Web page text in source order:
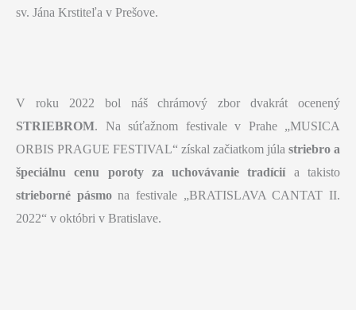
sv. Jána Krstiteľa v Prešove.
V roku 2022 bol náš chrámový zbor dvakrát ocenený
STRIEBROM. Na súťažnom festivale v Prahe „MUSICA
ORBIS PRAGUE FESTIVAL“ získal začiatkom júla striebro a
špeciálnu cenu poroty za uchovávanie tradícií a takisto
strieborné pásmona festivale „BRATISLAVA CANTAT II.
2022“ v októbri v Bratislave.